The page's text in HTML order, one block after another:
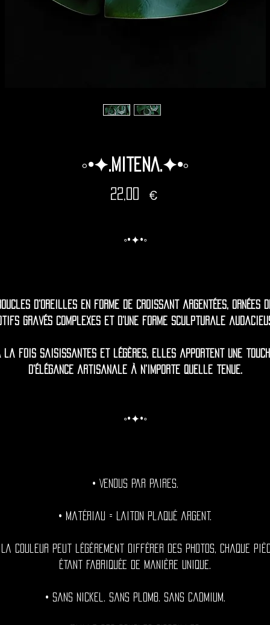
◦•✦.Mitena.✦•◦
22,00 €Prix
◦•✦•◦
d'oreilles en forme de croissant argentées, ornées
gravés complexes et d'une forme sculpturale
la fois saisissantes et légères, elles apportent une
d'élégance artisanale à n'importe quelle tenue.
◦•✦•◦
• Vendus par paires.
• Matériau = Laiton plaqué argent.
La couleur peut légèrement différer des photos, chaque
étant fabriquée de manière unique.
• Sans nickel. Sans plomb. Sans cadmium.